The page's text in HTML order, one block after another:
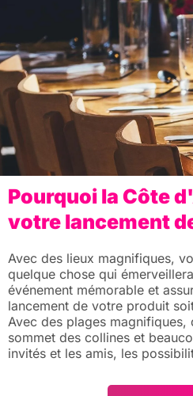
Pourquoi la Côte
votre lancement
Avec des lieux magnifiques,
quelque chose qui
événement mémorable et
lancement de votre produit
Avec des plages magnifiques,
sommet des collines et
invités et les amis, les